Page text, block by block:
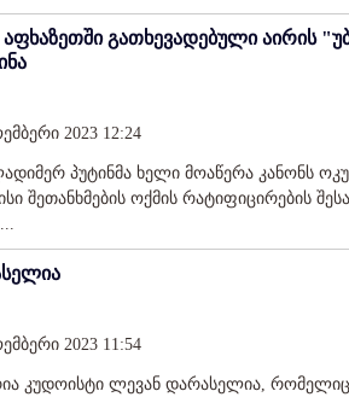
გათხევადებული აირის
2023 12:24
პუტინმა ხელი მოაწერა კანონს
შეთანხმების ოქმის რატიფიცირების
2023 11:54
კუდოისტი ლევან დარასელია,